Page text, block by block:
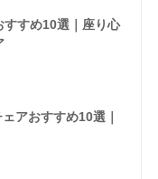
すめ10選｜座り心
アおすすめ10選｜